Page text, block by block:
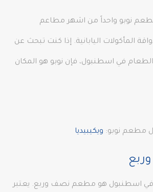
نوبو واحداً من اشهر مطاعم
المأكولات اليابانية. إذا كنت تبحث عن
الطعام في اسطنبول، فإن نوبو هو المكان
مطعم نوبو: ويكيبيديا
في اسطنبول هو مطعم نصف وربع. يعتبر